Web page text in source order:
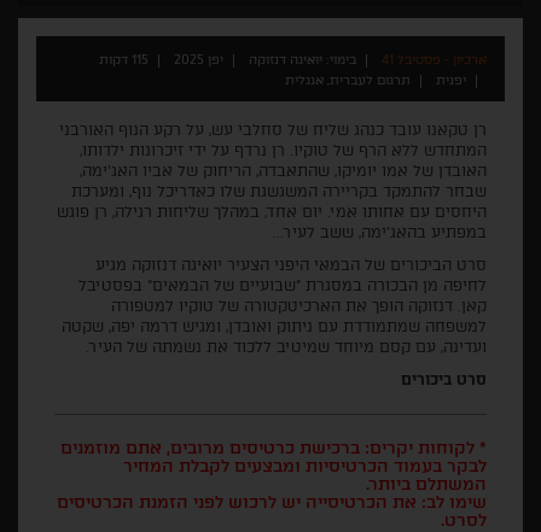
ארכיון - פסטיבל 41 בימוי: יואיגה דנזוקה יפן 2025
115 דקות
יפנית
תרגום לעברית, אנגלית
רן טקאנו עובד כנהג שליח של סחלבי עש, על רקע הנוף האורבני
המתחדש ללא הרף של טוקיו. רן נרדף על ידי זיכרונות ילדותו,
האובדן של אמו יומיקו, שהתאבדה, הריחוק של אביו האג'ימה,
שבחר להתמקד בקריירה המשגשגת שלו כאדריכל נוף, ומערכת
היחסים עם אחותו אמי. יום אחד, במהלך שליחות רגילה, רן פוגש
במפתיע בהאג'ימה, ששב לעיר...
סרט הביכורים של הבמאי היפני הצעיר יואיגה דנזוקה מגיע
לחיפה מן הבכורה במסגרת "שבועיים של הבמאים" בפסטיבל
קאן. דנזוקה הופך את הארכיטקטורה של טוקיו למטפורה
למשפחה שמתמודדת עם ניתוק ואובדן, ומגיש דרמה יפה, שקטה
ועדינה, עם קסם מיוחד שמיטיב ללכוד את נשמתה של העיר.
סרט ביכורים
* לקוחות יקרים: ברכישת כרטיסים מרובים, אתם מוזמנים
לבקר בעמוד הכרטיסיות ומבצעים לקבלת המחיר
המשתלם ביותר.
שימו לב: את הכרטיסייה יש לרכוש לפני הזמנת הכרטיסים
לסרט.